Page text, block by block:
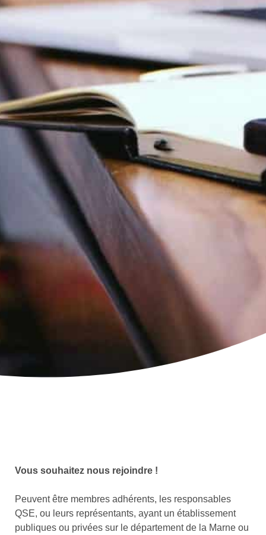
Vous souhaitez nous rejoindre !
Peuvent être membres adhérents, les responsables
QSE, ou leurs représentants, ayant un établissement
publiques ou privées sur le département de la Marne ou